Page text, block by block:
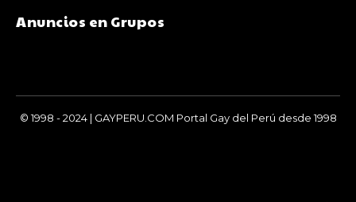
Anuncios en Grupos
© 1998 - 2024 | GAYPERU.COM Portal Gay del Perú desde 1998